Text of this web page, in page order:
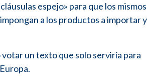
espejo» para que los mismos
a los productos a importar y
un texto que solo serviría para